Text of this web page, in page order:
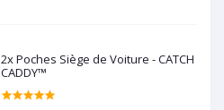
2x Poches Siège de Voiture - CATCH
CADDY™